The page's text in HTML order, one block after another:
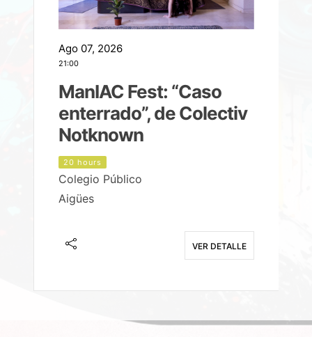
Ago 07, 2026
21:00
ManIAC Fest: “Caso
enterrado”, de Colectiv
Notknown
20 hours
Colegio Público
Aigües
VER DETALLE